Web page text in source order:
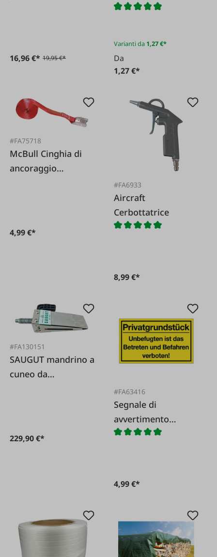
16,96 €* 19,95 €*
Varianti da 1,27 €*
Da
1,27 €*
#FA75718
McBull Cinghia di
ancoraggio
4,99 €*
#FA6933
Aircraft
Cerbottatrice
8,99 €*
#FA130151
SAUGUT mandrino a
cuneo da
229,90 €*
#FA63416
Segnale di
avvertimento
'Proprietà privata.
autorizzate!'
4,99 €*